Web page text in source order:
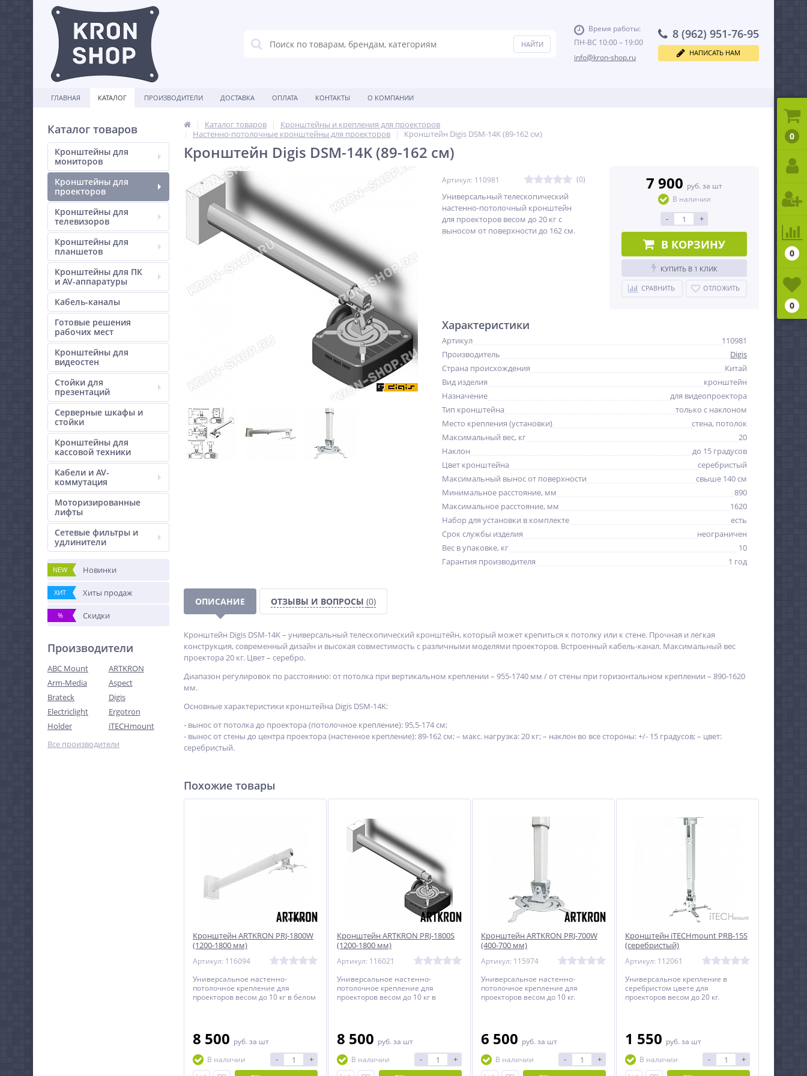
Время работы:
ПН-ВС 10:00 – 19:00
info@kron-shop.ru
8 (962) 951-76-95
НАПИСАТЬ НАМ
ГЛАВНАЯ КАТАЛОГ ПРОИЗВОДИТЕЛИ ДОСТАВКА ОПЛАТА КОНТАКТЫ О КОМПАНИИ
Каталог товаров
Кронштейны для
мониторов
Кронштейны для
проекторов
Кронштейны для
телевизоров
Кронштейны для
планшетов
Кронштейны для ПК
и AV-аппаратуры
Кабель-каналы
Готовые решения
рабочих мест
Кронштейны для
видеостен
Стойки для
презентаций
Серверные шкафы и
стойки
Кронштейны для
кассовой техники
Кабели и AV-
коммутация
Моторизированные
лифты
Сетевые фильтры и
удлинители
NEW Новинки
ХИТ Хиты продаж
% Скидки
Производители
ABC Mount
ARTKRON
Arm-Media
Aspect
Brateck
Digis
Electriclight
Ergotron
Holder
iTECHmount
Все производители
Каталог товаров
Кронштейны и крепления для проекторов
Настенно-потолочные кронштейны для проекторов
Кронштейн Digis DSM-14K (89-162 см)
Кронштейн Digis DSM-14K (89-162 см)
Артикул: 110981 (0)
Универсальный телескопический
настенно-потолочный кронштейн
для проекторов весом до 20 кг с
выносом от поверхности до 162 см.
7 900 руб. за шт
В наличии
- +
В КОРЗИНУ
КУПИТЬ В 1 КЛИК
СРАВНИТЬ ОТЛОЖИТЬ
Характеристики
Артикул
110981
Производитель
Digis
Страна происхождения
Китай
Вид изделия
кронштейн
Назначение
для видеопроектора
Тип кронштейна
только с наклоном
Место крепления (установки)
стена, потолок
Максимальный вес, кг
20
Наклон
до 15 градусов
Цвет кронштейна
серебристый
Максимальный вынос от поверхности
свыше 140 см
Минимальное расстояние, мм
890
Максимальное расстояние, мм
1620
Набор для установки в комплекте
есть
Срок службы изделия
неограничен
Вес в упаковке, кг
10
Гарантия производителя
1 год
ОПИСАНИЕ ОТЗЫВЫ И ВОПРОСЫ (0)
Кронштейн Digis DSM-14K – универсальный телескопический кронштейн, который может крепиться к потолку или к стене. Прочная и легкая
конструкция, современный дизайн и высокая совместимость с различными моделями проекторов. Встроенный кабель-канал. Максимальный вес
проектора 20 кг. Цвет – серебро.
Диапазон регулировок по расстоянию: от потолка при вертикальном креплении – 955-1740 мм / от стены при горизонтальном креплении – 890-1620
мм.
Основные характеристики кронштейна Digis DSM-14K:
- вынос от потолка до проектора (потолочное крепление): 95,5-174 см;
- вынос от стены до центра проектора (настенное крепление): 89-162 см; – макс. нагрузка: 20 кг; – наклон во все стороны: +/- 15 градусов; – цвет:
серебристый.
Похожие товары
Кронштейн ARTKRON PRJ-1800W
(1200-1800 мм)
Артикул: 116094
Универсальное настенно-
потолочное крепление для
проекторов весом до 10 кг в белом
8 500 руб. за шт
В наличии
- +
Кронштейн ARTKRON PRJ-1800S
(1200-1800 мм)
Артикул: 116021
Универсальное настенно-
потолочное крепление для
проекторов весом до 10 кг в
8 500 руб. за шт
В наличии
- +
Кронштейн ARTKRON PRJ-700W
(400-700 мм)
Артикул: 115974
Универсальное настенно-
потолочное крепление для
проекторов весом до 10 кг.
6 500 руб. за шт
В наличии
- +
Кронштейн iTECHmount PRB-15S
(серебристый)
Артикул: 112061
Универсальное крепление в
серебристом цвете для
проекторов весом до 20 кг.
1 550 руб. за шт
В наличии
- +
0
0
0